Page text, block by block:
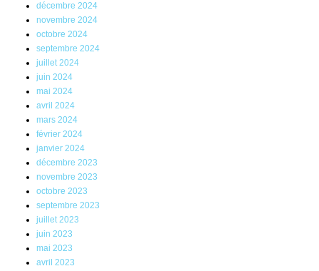
décembre 2024
novembre 2024
octobre 2024
septembre 2024
juillet 2024
juin 2024
mai 2024
avril 2024
mars 2024
février 2024
janvier 2024
décembre 2023
novembre 2023
octobre 2023
septembre 2023
juillet 2023
juin 2023
mai 2023
avril 2023